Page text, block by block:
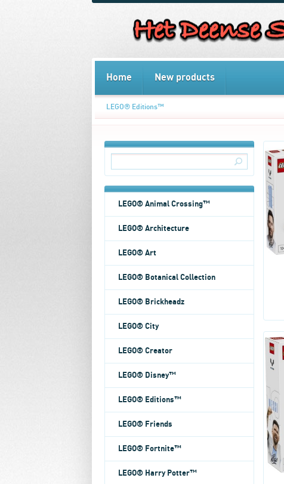
Home New products
LEGO® Editions™
LEGO® Animal Crossing™
LEGO® Architecture
LEGO® Art
LEGO® Botanical Collection
LEGO® Brickheadz
LEGO® City
LEGO® Creator
LEGO® Disney™
LEGO® Editions™
LEGO® Friends
LEGO® Fortnite™
LEGO® Harry Potter™